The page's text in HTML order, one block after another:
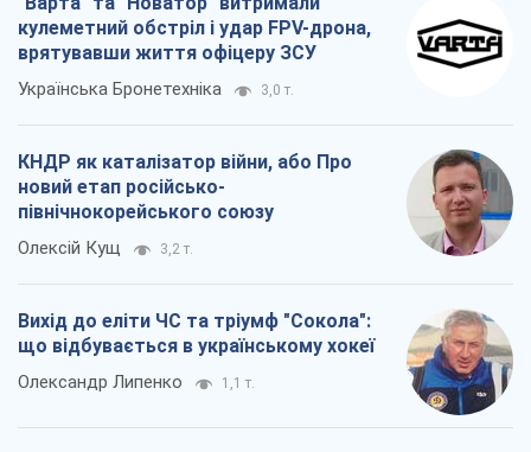
кулеметний обстріл і удар FPV-дрона,
врятувавши життя офіцеру ЗСУ
Українська Бронетехніка 3,0 т.
КНДР як каталізатор війни, або Про
новий етап російсько-
північнокорейського союзу
Олексій Кущ 3,2 т.
Вихід до еліти ЧС та тріумф "Сокола":
що відбувається в українському хокеї
Олександр Липенко 1,1 т.